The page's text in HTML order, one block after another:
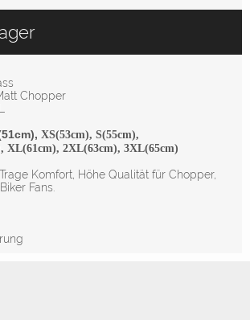
Chopper
XS(53cm), S(55cm),
XL(61cm), 2XL(63cm), 3XL(65cm)
Komfort, Höhe Qualität für Chopper,
Fans.